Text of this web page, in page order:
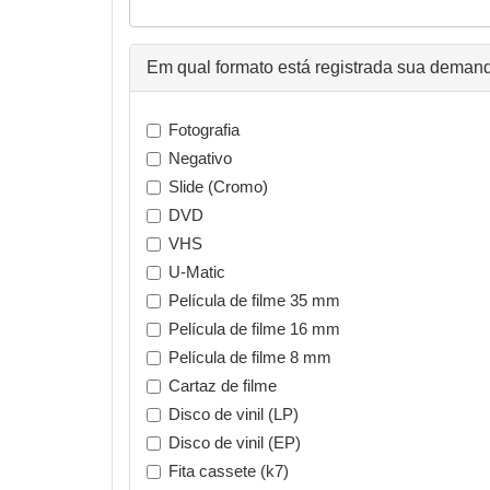
Em qual formato está registrada sua
Fotografia
Negativo
Slide (Cromo)
DVD
VHS
U-Matic
Película de filme 35 mm
Película de filme 16 mm
Película de filme 8 mm
Cartaz de filme
Disco de vinil (LP)
Disco de vinil (EP)
Fita cassete (k7)